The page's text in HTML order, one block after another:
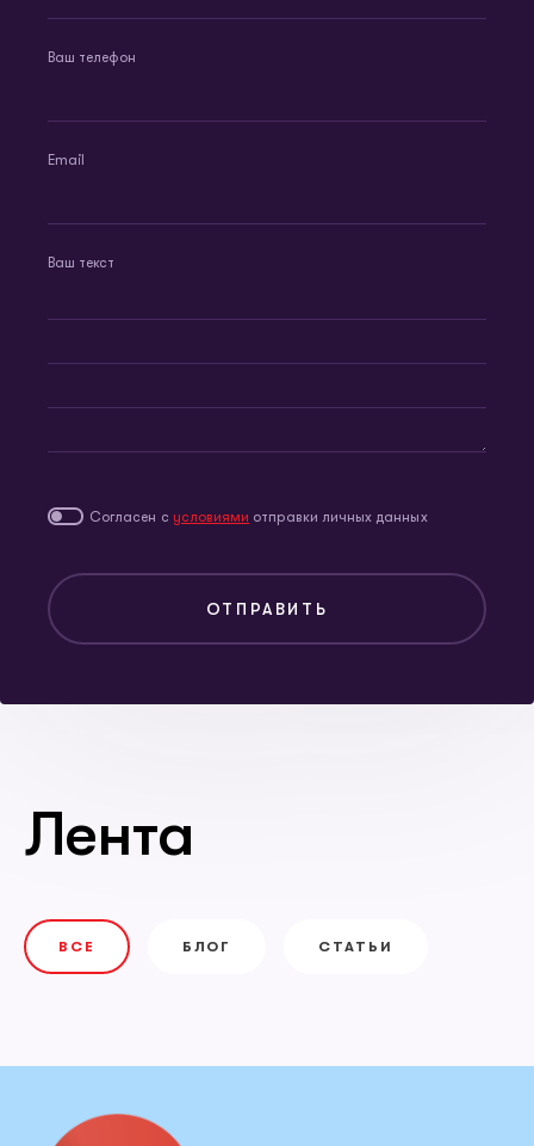
Ваш телефон
Email
Ваш текст
Согласен с условиями отправки личных данных
ОТПРАВИТЬ
Лента
ВСЕ БЛОГ СТАТЬИ